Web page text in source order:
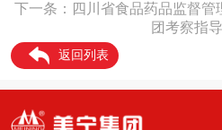
下一条：四川省食品药品监督
团考察指
返回列表